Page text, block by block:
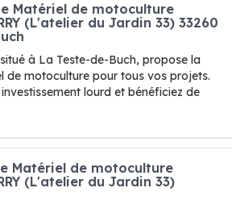
Matériel de motoculture
(L'atelier du Jardin 33) 33260
situé à La Teste-de-Buch, propose la
de motoculture pour tous vos projets.
lourd et bénéficiez de
Matériel de motoculture
(L'atelier du Jardin 33)